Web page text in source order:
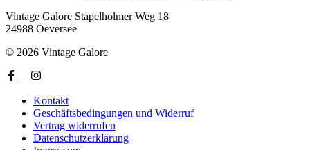
Vintage Galore Stapelholmer Weg 18
24988 Oeversee
© 2026 Vintage Galore
Kontakt
Geschäftsbedingungen und Widerruf
Vertrag widerrufen
Datenschutzerklärung